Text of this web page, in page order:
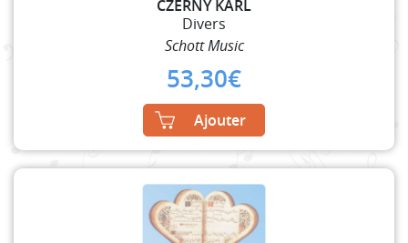
CZERNY KARL
Divers
Schott Music
53,30€
Ajouter